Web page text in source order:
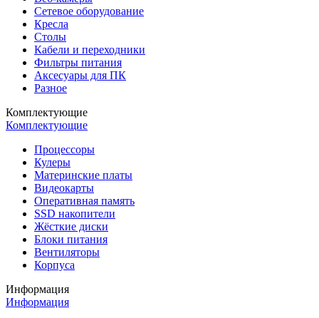
Сетевое оборудование
Кресла
Столы
Кабели и переходники
Фильтры питания
Аксесуары для ПК
Разное
Комплектующие
Комплектующие
Процессоры
Кулеры
Материнские платы
Видеокарты
Оперативная память
SSD накопители
Жёсткие диски
Блоки питания
Вентиляторы
Корпуса
Информация
Информация